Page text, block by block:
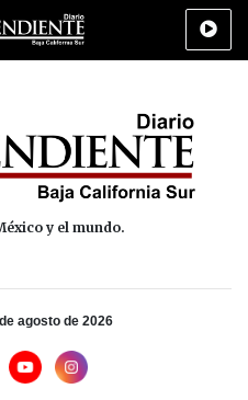
Policiaca Deportes Cultura
y el mundo.
agosto de 2026